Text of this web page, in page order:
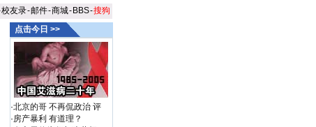
校友录-邮件-商城- BBS-搜狗
点击今日 >>
·北京的哥 不再侃政治 评
·房产暴利 有道理？